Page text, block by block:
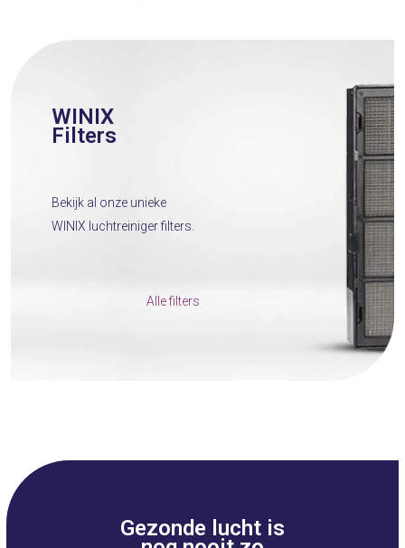
WINIX
Filters
Bekijk al onze unieke
WINIX luchtreiniger filters.
Alle filters
Gezonde lucht is